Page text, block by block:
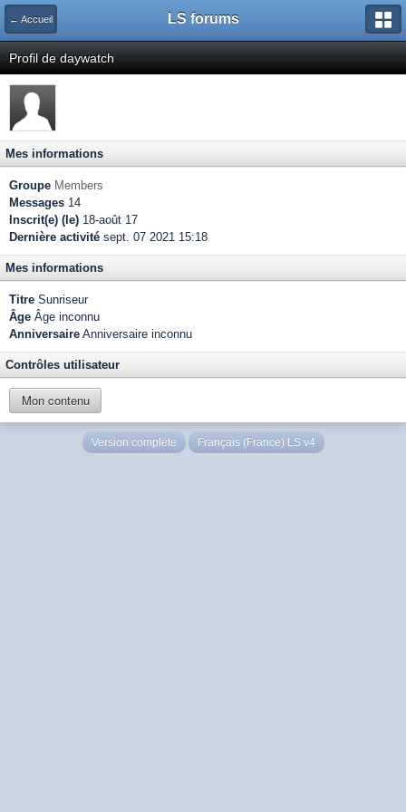
← Accueil LS forums
Profil de daywatch
Mes informations
Groupe Members
Messages 14
Inscrit(e) (le) 18-août 17
Dernière activité sept. 07 2021 15:18
Mes informations
Titre Sunriseur
Âge Âge inconnu
Anniversaire Anniversaire inconnu
Contrôles utilisateur
Mon contenu
Version complète Français (France) LS v4